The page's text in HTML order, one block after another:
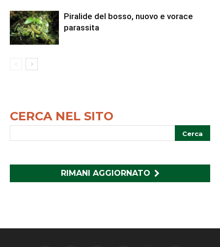
Piralide del bosso, nuovo e vorace
parassita
CERCA NEL SITO
RIMANI AGGIORNATO